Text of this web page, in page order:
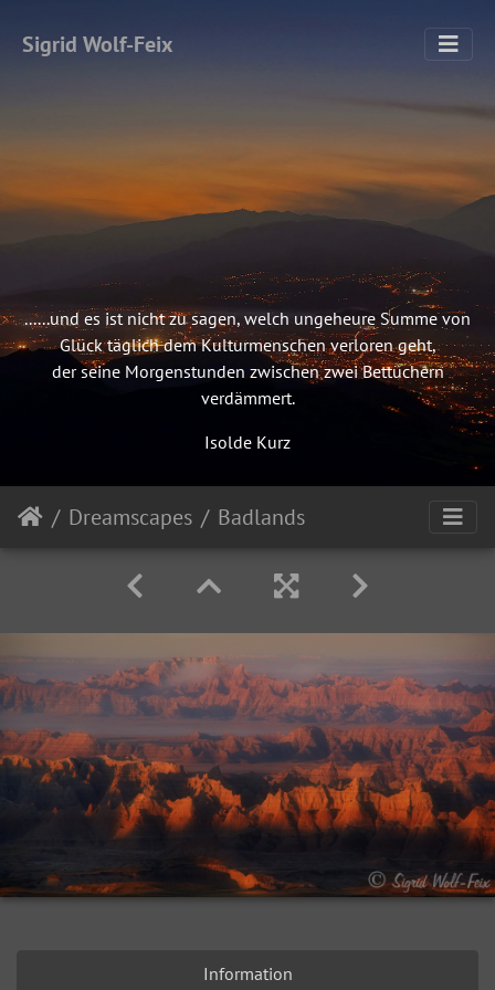
Sigrid Wolf-Feix
......und es ist nicht zu sagen, welch ungeheure Summe von
Glück täglich dem Kulturmenschen verloren geht,
der seine Morgenstunden zwischen zwei Bettüchern
verdämmert.
Isolde Kurz
Dreamscapes Badlands
Information